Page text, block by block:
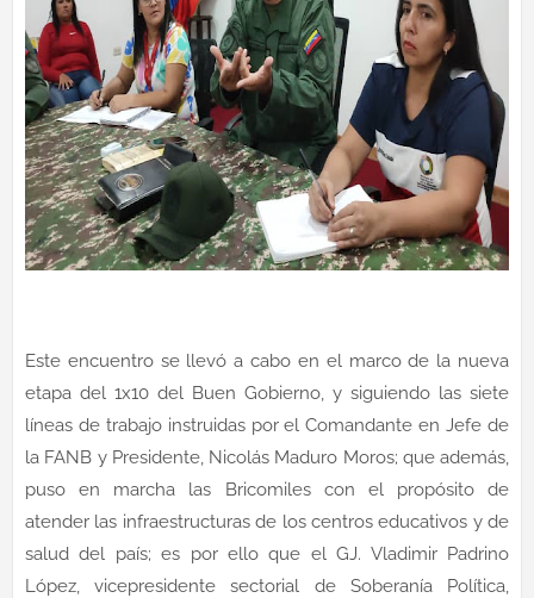
Este encuentro se llevó a cabo en el marco de la nueva
etapa del 1x10 del Buen Gobierno, y siguiendo las siete
líneas de trabajo instruidas por el Comandante en Jefe de
la FANB y Presidente, Nicolás Maduro Moros; que además,
puso en marcha las Bricomiles con el propósito de
atender las infraestructuras de los centros educativos y de
salud del país; es por ello que el GJ. Vladimir Padrino
López, vicepresidente sectorial de Soberanía Política,